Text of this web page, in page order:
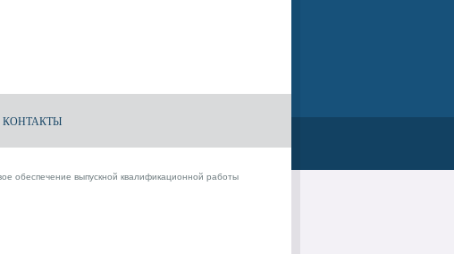
КОНТАКТЫ
обеспечение выпускной квалификационной работы